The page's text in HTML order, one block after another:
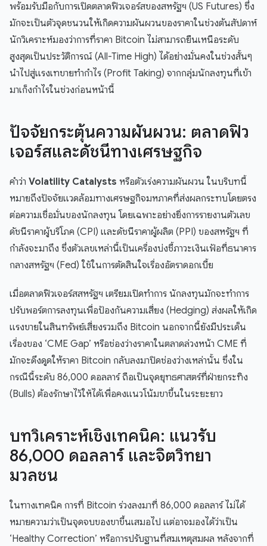
พร้อมรับมือกับการเปิดตลาดฟิวเจอร์สของสหรัฐฯ (US Futures) ซึ่ง
มักจะเป็นตัวจุดชนวนให้เกิดความผันผวนของราคาในช่วงต้นสัปดาห์
นักวิเคราะห์มองว่าการที่ราคา Bitcoin ไม่สามารถยืนเหนือระดับ
สูงสุดเป็นประวัติการณ์ (All-Time High) ได้อย่างมั่นคงในช่วงสั้นๆ
นำไปสู่แรงเทขายทำกำไร (Profit Taking) จากกลุ่มนักลงทุนที่เข้า
มาเก็งกำไรในช่วงก่อนหน้านี้
ปัจจัยกระตุ้นความผันผวน: ตลาดฟิว
เจอร์สและดัชนีทางเศรษฐกิจ
คำว่า Volatility Catalysts หรือตัวเร่งความผันผวน ในบริบทนี้
หมายถึงปัจจัยแวดล้อมทางเศรษฐกิจมหภาคที่ส่งผลกระทบโดยตรง
ต่อความเชื่อมั่นของนักลงทุน โดยเฉพาะอย่างยิ่งการรายงานตัวเลข
ดัชนีราคาผู้บริโภค (CPI) และดัชนีราคาผู้ผลิต (PPI) ของสหรัฐฯ ที่
กำลังจะมาถึง ซึ่งตัวเลขเหล่านี้เป็นเครื่องบ่งชี้ภาวะเงินเฟ้อที่ธนาคาร
กลางสหรัฐฯ (Fed) ใช้ในการตัดสินใจเรื่องอัตราดอกเบี้ย
เมื่อตลาดฟิวเจอร์สสหรัฐฯ เตรียมเปิดทำการ นักลงทุนมักจะทำการ
ปรับพอร์ตการลงทุนเพื่อป้องกันความเสี่ยง (Hedging) ส่งผลให้เกิด
แรงขายในสินทรัพย์เสี่ยงรวมถึง Bitcoin นอกจากนี้ยังมีประเด็น
เรื่องของ ‘CME Gap’ หรือช่องว่างราคาในตลาดล่วงหน้า CME ที่
มักจะดึงดูดให้ราคา Bitcoin กลับลงมาปิดช่องว่างเหล่านั้น ซึ่งใน
กรณีนี้ระดับ 86,000 ดอลลาร์ ถือเป็นจุดยุทธศาสตร์ที่ฝ่ายกระทิง
(Bulls) ต้องรักษาไว้ให้ได้เพื่อคงแนวโน้มขาขึ้นในระยะยาว
บทวิเคราะห์เชิงเทคนิค: แนวรับ
86,000 ดอลลาร์ และจิตวิทยา
มวลชน
ในทางเทคนิค การที่ Bitcoin ร่วงลงมาที่ 86,000 ดอลลาร์ ไม่ได้
หมายความว่าเป็นจุดจบของขาขึ้นเสมอไป แต่อาจมองได้ว่าเป็น
‘Healthy Correction’ หรือการปรับฐานที่สมเหตุสมผล หลังจากที่